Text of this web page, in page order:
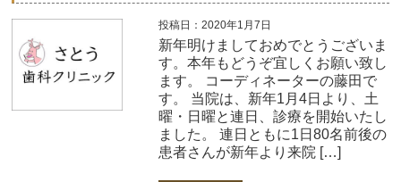
投稿日：2020年1月7日
新年明けましておめでとうございま
す。本年もどうぞ宜しくお願い致し
ます。 コーディネーターの藤田で
す。 当院は、新年1月4日より、土
曜・日曜と連日、診療を開始いたし
ました。 連日ともに1日80名前後の
患者さんが新年より来院 […]